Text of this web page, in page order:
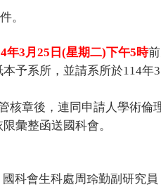
。
年3月25日(星期二)下午5時
所，並請系所於114年3
後，連同申請人學術倫理
整函送國科會。
科會生科處周玲勤副研究員